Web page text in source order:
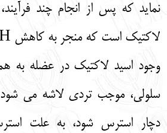
نماید که پس از انجام چند
لاکتیک است که منجر به کاهش PH عضله می‌ شود.
وجود اسید لاکتیک در عضله به
سلولی، موجب تردی لاشه می‌
دچار استرس شود، به علت